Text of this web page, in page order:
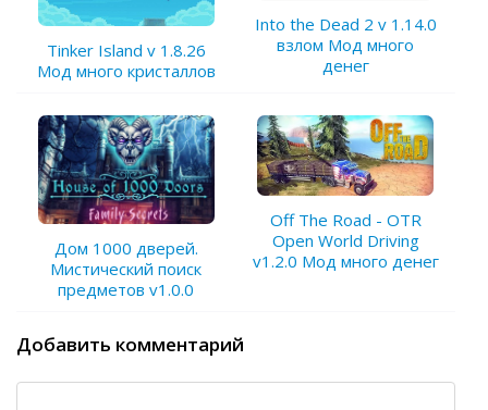
Tinker Island v 1.8.26
Мод много кристаллов
Into the Dead 2 v 1.14.0
взлом Мод много
денег
Дом 1000 дверей.
Мистический поиск
предметов v1.0.0
Off The Road - OTR
Open World Driving
v1.2.0 Мод много денег
Добавить комментарий